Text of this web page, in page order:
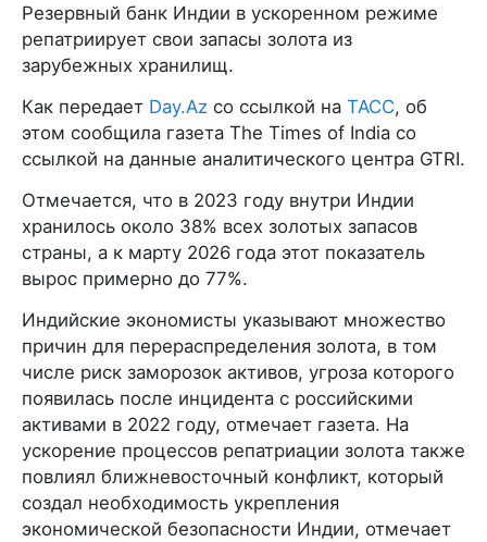
Резервный банк Индии в ускоренном режиме
репатриирует свои запасы золота из
зарубежных хранилищ.
Как передает Day.Az со ссылкой на ТАСС, об
этом сообщила газета The Times of India со
ссылкой на данные аналитического центра GTRI.
Отмечается, что в 2023 году внутри Индии
хранилось около 38% всех золотых запасов
страны, а к марту 2026 года этот показатель
вырос примерно до 77%.
Индийские экономисты указывают множество
причин для перераспределения золота, в том
числе риск заморозок активов, угроза которого
появилась после инцидента с российскими
активами в 2022 году, отмечает газета. На
ускорение процессов репатриации золота также
повлиял ближневосточный конфликт, который
создал необходимость укрепления
экономической безопасности Индии, отмечает